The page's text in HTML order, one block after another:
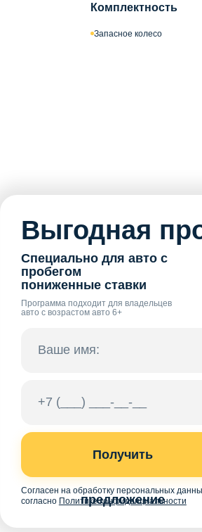
Комплектность
Запасное колесо
Выгодная
Специально для авто с
пробегом
пониженные ставки
Программа подходит для владельцев
авто с возрастом авто 6+
Получить
предложение
Согласен на обработку персональных
согласно Политике конфиденциальности